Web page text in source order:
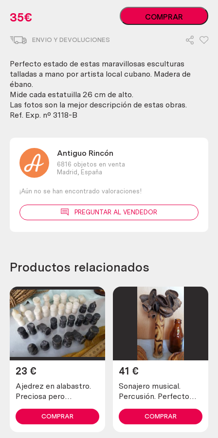
35€
Esculturas
origen
de
ébano.
Años
80
COMPRAR
ENVIO Y DEVOLUCIONES
Perfecto estado de estas maravillosas esculturas
talladas a mano por artista local cubano. Madera de
ébano.
Mide cada estatuilla 26 cm de alto.
Las fotos son la mejor descripción de estas obras.
Ref. Exp. nº 3118-B
Antiguo Rincón
6816 objetos en venta
Madrid,
España
¡Aún no se han encontrado valoraciones!
PREGUNTAR AL VENDEDOR
Productos relacionados
Ajedrez en alabastro.
Preciosa pero
estado.
23 €
COMPRAR
Sonajero musical.
Percusión. Perfecto
41 €
COMPRAR